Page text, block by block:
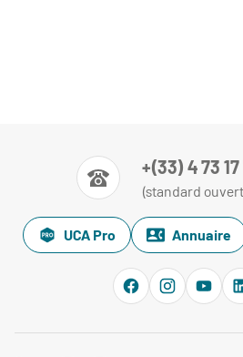
+(33) 4 73
(standard
UCA Pro Annuaire